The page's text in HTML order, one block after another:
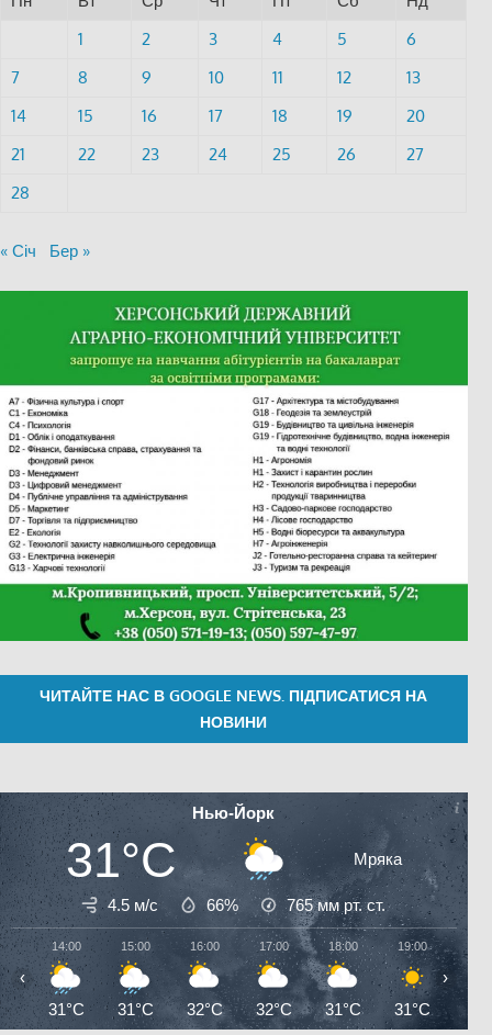
1
2 3 4 5
6
7
8 9 10 11 12
13
14
15 16 17 18 19
20
21
22 23 24 25 26
27
28
« Січ Бер »
ЧИТАЙТЕ НАС В GOOGLE NEWS. ПІДПИСАТИСЯ НА
НОВИНИ
Нью-Йорк
31°C Мряка
4.5 м/с 66% 765мм рт. ст.
14:00
31°C
15:00
31°C
16:00
32°C
17:00
32°C
18:00
31°C
19:00
31°C
‹ ›